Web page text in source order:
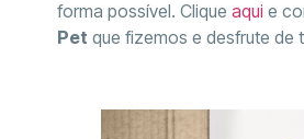
forma possível. Clique aqui e
Pet que fizemos e desfrute de